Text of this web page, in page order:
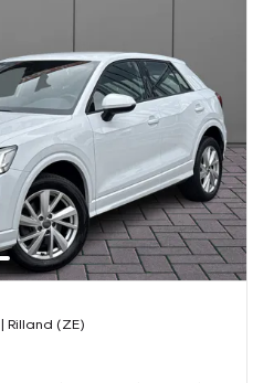
| Rilland (ZE)